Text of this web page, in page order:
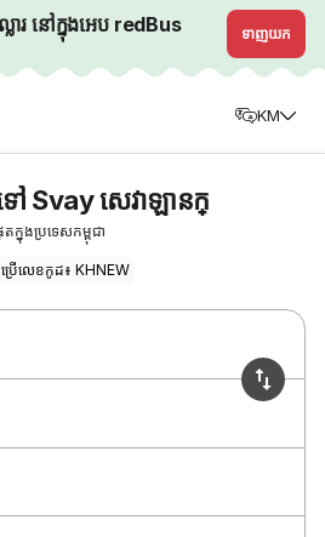
លារ នៅក្នុងអេប redBus ទាញយក
KM
Svay សេវាឡានក្
នុងប្រទេសកម្ពុជា
រើលេខកូដ៖ KHNEW